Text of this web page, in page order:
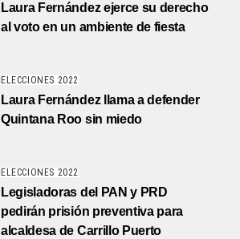
Laura Fernández ejerce su derecho
al voto en un ambiente de fiesta
ELECCIONES 2022
Laura Fernández llama a defender
Quintana Roo sin miedo
ELECCIONES 2022
Legisladoras del PAN y PRD
pedirán prisión preventiva para
alcaldesa de Carrillo Puerto